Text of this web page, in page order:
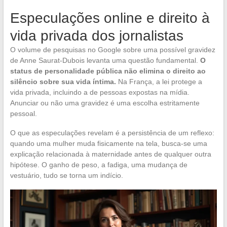
Especulações online e direito à
vida privada dos jornalistas
O volume de pesquisas no Google sobre uma possível gravidez
de Anne Saurat-Dubois levanta uma questão fundamental. O
status de personalidade pública não elimina o direito ao
silêncio sobre sua vida íntima. Na França, a lei protege a
vida privada, incluindo a de pessoas expostas na mídia.
Anunciar ou não uma gravidez é uma escolha estritamente
pessoal.
O que as especulações revelam é a persistência de um reflexo:
quando uma mulher muda fisicamente na tela, busca-se uma
explicação relacionada à maternidade antes de qualquer outra
hipótese. O ganho de peso, a fadiga, uma mudança de
vestuário, tudo se torna um indício.